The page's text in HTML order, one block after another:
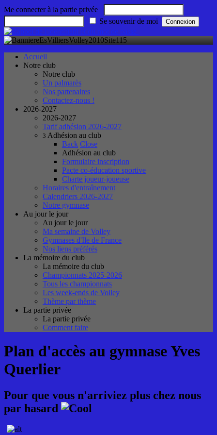
Me connecter à la partie privée
Se souvenir de moi
Accueil
Notre club
Notre club
Un palmarès
Nos partenaires
Contactez-nous !
2026-2027
2026-2027
Tarif adhésion 2026-2027
3 Adhésion au club
Back Close
Adhésion au club
Formulaire inscription
Pacte co-éducation sportive
Charte joueur-joueuse
Horaires d'entraînement
Calendriers 2026-2027
Notre gymnase
Au jour le jour
Au jour le jour
Ma semaine de Volley
Gymnases d'Ile de France
Nos liens préférés
La mémoire du club
La mémoire du club
Championnats 2025-2026
Tous les championnats
Les week-ends de Volley
Thème par thème
La partie privée
La partie privée
Comment faire
Plan d'accès au gymnase Yves
Querlier
Pour que vous n'arriviez plus chez nous
par hasard